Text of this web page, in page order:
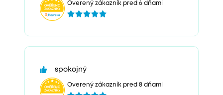
Overený zákazník pred 6 dňami
spokojný
Overený zákazník pred 8 dňami